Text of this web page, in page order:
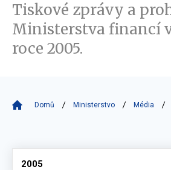
Tiskové zprávy a
Ministerstva financí
roce 2005.
Domů Ministerstvo Média
Vyberte
2005